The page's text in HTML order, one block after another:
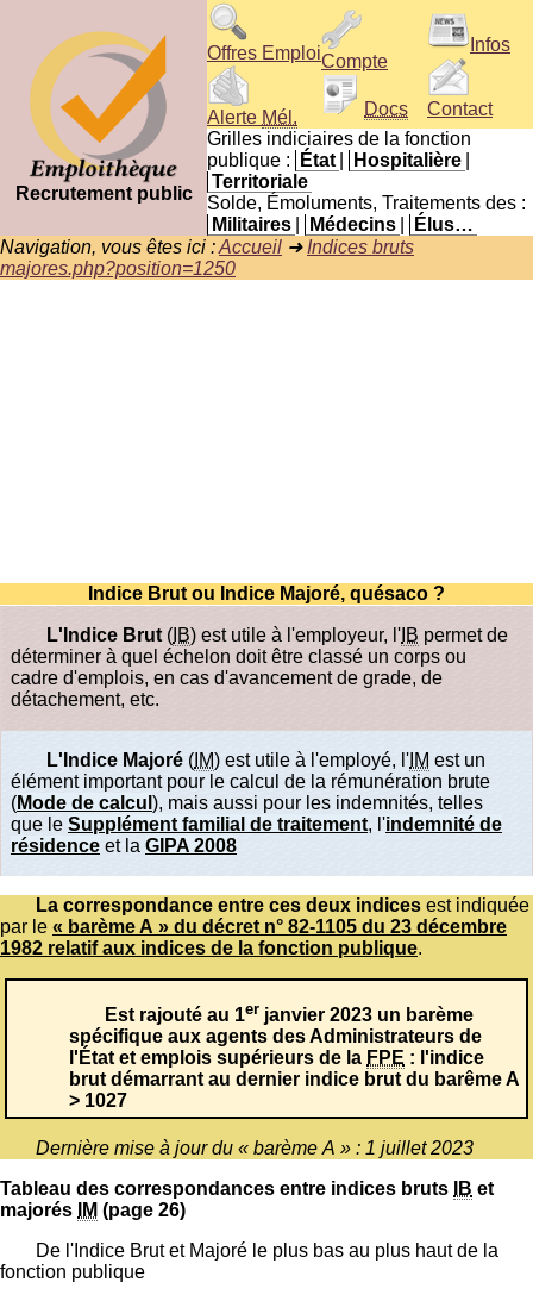
Recrutement public
Offres Emploi
Alerte Mél.
Compte
Docs
Infos
Contact
Grilles indiciaires de la fonction
publique :
État Hospitalière
Territoriale
Solde, Émoluments, Traitements des :
Militaires
Médecins
Élus…
Navigation, vous êtes ici :Accueil ➜ Indices bruts
majores.php?position=1250
Indice Brut ou Indice Majoré, quésaco ?
L'Indice Brut ( IB) est utile à l'employeur, l' IB permet de
déterminer à quel échelon doit être classé un corps ou
cadre d'emplois, en cas d'avancement de grade, de
détachement, etc.
L'Indice Majoré ( IM) est utile à l'employé, l' IM est un
élément important pour le calcul de la rémunération brute
(Mode de calcul ), mais aussi pour les indemnités, telles
que le Supplément familial de traitement, l'indemnité de
résidence et la GIPA 2008
La correspondance entre ces deux indices est indiquée
par le « barème A » du décret n° 82-1105 du 23 décembre
1982 relatif aux indices de la fonction publique.
Est rajouté au 1er janvier 2023 un barème
spécifique aux agents des Administrateurs de
l'État et emplois supérieurs de la FPE : l'indice
brut démarrant au dernier indice brut du barême A
> 1027
Dernière mise à jour du « barème A » : 1 juillet 2023
Tableau des correspondances entre indices bruts
IB et
majorés
IM (page 26)
De l'Indice Brut et Majoré le plus bas au plus haut de la
fonction publique